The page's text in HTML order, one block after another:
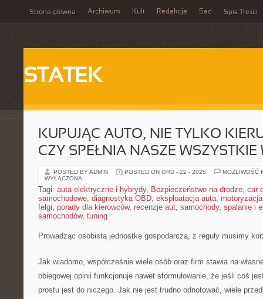
Strona główna Archiwum Kult Redakcja Sad Spis Treści
STATEK
KUPUJĄC AUTO, NIE TYLKO
CZY SPEŁNIA NASZE
POSTED BY ADMIN POSTED ON GRU - 22 - 2025
MOŻLIWOŚĆ
WYŁĄCZONA
Tagi: auta elektryczne i hybrydy, Bezpieczeństwo na drodze, car
samochodowe, diagnostyka OBD, eksploatacja auta, motoryzacja
felgi, porady dla kierowców, recenzje aut, samochody, spalanie i
samochodów, tuning
Prowadząc osobistą jednostkę gospodarczą, z reguły musimy
Jak wiadomo, współcześnie wiele osób oraz firm stawia na
obiegowej opinii funkcjonuje nawet sformułowanie, że jeśli coś
prostu jest do niczego. Jak nie jest trudno odnotować, wiele